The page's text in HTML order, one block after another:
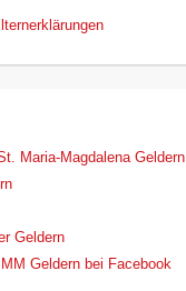
Maria-Magdalena Geldern
Geldern
Geldern bei Facebook